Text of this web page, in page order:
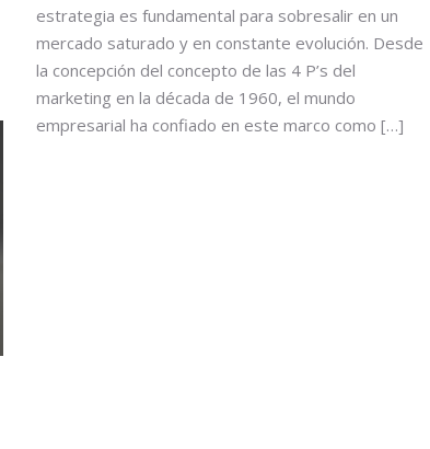
estrategia es fundamental para sobresalir en un
mercado saturado y en constante evolución. Desde
la concepción del concepto de las 4 P’s del
marketing en la década de 1960, el mundo
empresarial ha confiado en este marco como […]